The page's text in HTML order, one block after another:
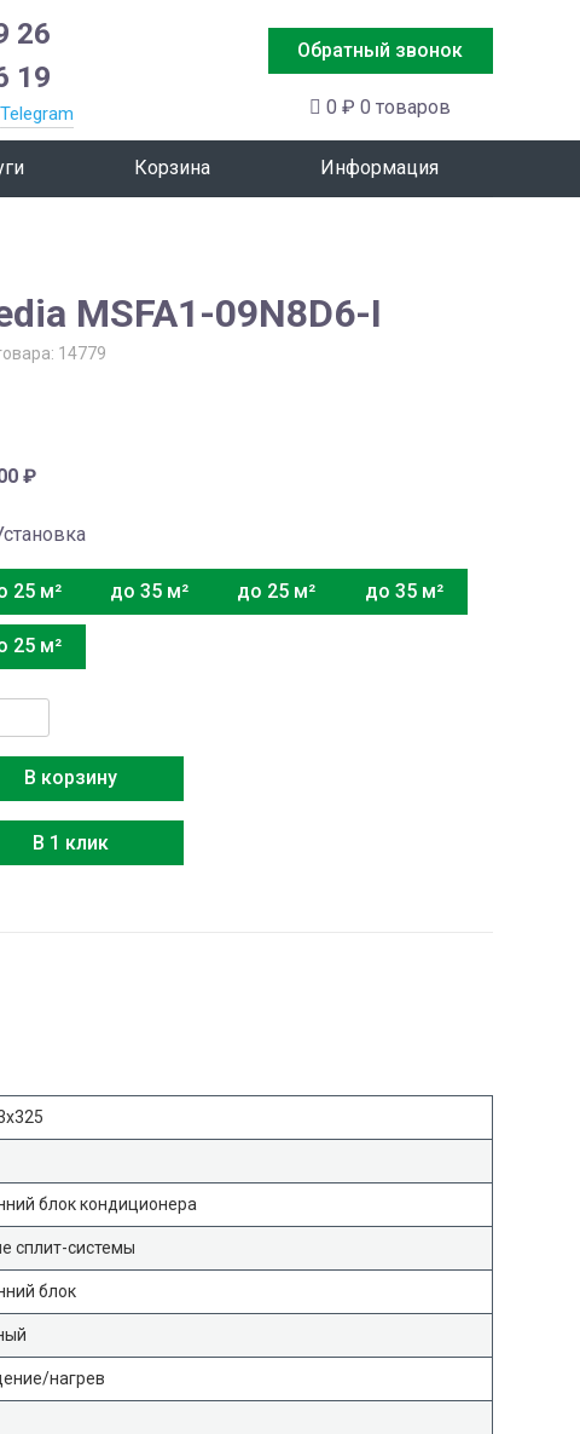
26
19
Telegram
Обратный звонок
0 ₽ 0 товаров
Корзина Информация
MSFA1-09N8D6-I
14779
₽
25 м² до 35 м² до 25 м² до 35 м²
25 м²
В корзину
В 1 клик
блок кондиционера
сплит-системы
блок
нагрев